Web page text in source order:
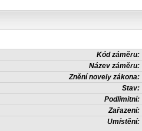
Kód záměru:
Název záměru:
Znění novely zákona:
Stav:
Podlimitní:
Zařazení:
Umístění: